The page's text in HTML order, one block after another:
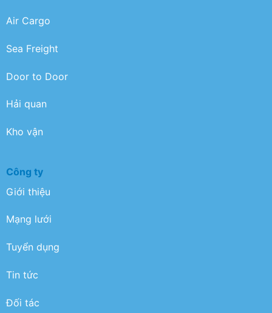
Air Cargo
Sea Freight
Door to Door
Hải quan
Kho vận
Công ty
Giới thiệu
Mạng lưới
Tuyển dụng
Tin tức
Đối tác